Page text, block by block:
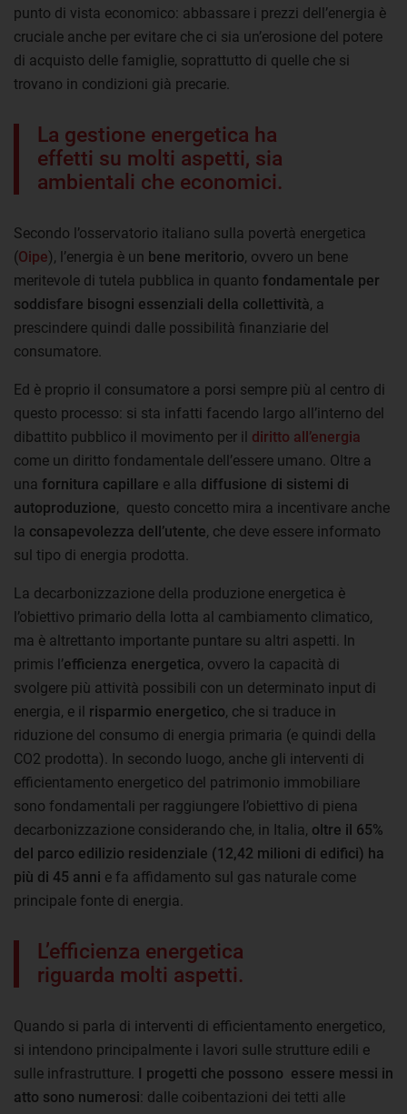
punto di vista economico: abbassare i prezzi dell’energia è
cruciale anche per evitare che ci sia un’erosione del potere
di acquisto delle famiglie, soprattutto di quelle che si
trovano in condizioni già precarie.
La gestione energetica ha
effetti su molti aspetti, sia
ambientali che economici.
Secondo l’osservatorio italiano sulla povertà energetica
(Oipe), l’energia è un bene meritorio, ovvero un bene
meritevole di tutela pubblica in quanto fondamentale per
soddisfare bisogni essenziali della collettività, a
prescindere quindi dalle possibilità finanziarie del
consumatore.
Ed è proprio il consumatore a porsi sempre più al centro di
questo processo: si sta infatti facendo largo all’interno del
dibattito pubblico il movimento per il diritto all’energia
come un diritto fondamentale dell’essere umano. Oltre a
una fornitura capillare e alla diffusione di sistemi di
autoproduzione, questo concetto mira a incentivare anche
la consapevolezza dell’utente, che deve essere informato
sul tipo di energia prodotta.
La decarbonizzazione della produzione energetica è
l’obiettivo primario della lotta al cambiamento climatico,
ma è altrettanto importante puntare su altri aspetti. In
primis l’efficienza energetica, ovvero la capacità di
svolgere più attività possibili con un determinato input di
energia, e il risparmio energetico, che si traduce in
riduzione del consumo di energia primaria (e quindi della
CO2 prodotta). In secondo luogo, anche gli interventi di
efficientamento energetico del patrimonio immobiliare
sono fondamentali per raggiungere l’obiettivo di piena
decarbonizzazione considerando che, in Italia, oltre il 65%
del parco edilizio residenziale (12,42 milioni di edifici) ha
più di 45 anni e fa affidamento sul gas naturale come
principale fonte di energia.
L’efficienza energetica
riguarda molti aspetti.
Quando si parla di interventi di efficientamento energetico,
si intendono principalmente i lavori sulle strutture edili e
sulle infrastrutture. I progetti che possono essere messi in
atto sono numerosi: dalle coibentazioni dei tetti alle